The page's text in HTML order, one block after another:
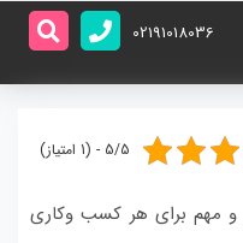
02191018036
5/5 - (1 امتیاز)
و مهم برای هر کسب وکاری